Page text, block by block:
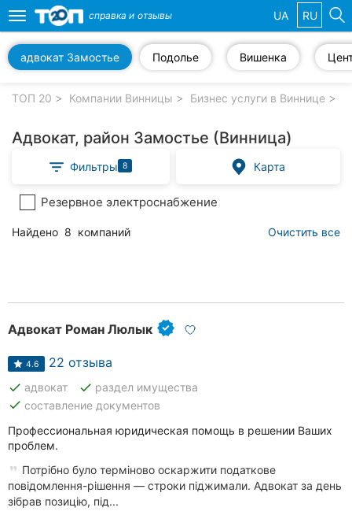
компании
Частные
Автошколы
Рестораны
Все
рубрики
Toggle
navigation
справка и отзывы UA RU
Подолье Вишенка
адвокат Замостье
ТОП 20 Компании Винницы Бизнес услуги в Виннице
Адвокат, район Замостье (Винница)
Фильтры 8 Карта
Резервное электроснабжение
Найдено 8 компаний Очистить все
Адвокат Роман Люлык
4.6 22 отзыва
done адвокат done раздел имущества
done составление документов
Профессиональная юридическая помощь в решении Ваших
проблем.
Потрібно було терміново оскаржити податкове
повідомлення-рішення — строки піджимали. Адвокат за день
зібрав позицію, під...